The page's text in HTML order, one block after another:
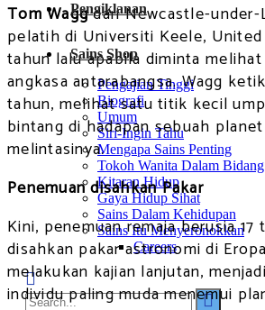
Pengiklanan
Sains Shop
Pengajian Tinggi
Biografi
Umum
Siri-Ingin Tahu
Mengapa Sains Penting
Tokoh Wanita Dalam
Kitaran Hidup
Gaya Hidup Sihat
Sains Dalam Kehidupan
Sains Itu Menyeronokkan
Careers
Tom Waggdari Newcastle-under-
pelatih di Universiti Keele,
tahun lalu apabila diminta
angkasa antarabangsa. Wagg
tahun, melihat satu titik kecil
bintang di hadapan sebuah
melintasinya.
Penemuan disahkan Pakar
Kini, penemuan remaja berusia 17
disahkan pakar astronomi di
melakukan kajian lanjutan,
individu paling muda menemui